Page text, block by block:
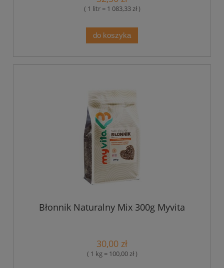
( 1 litr = 1 083,33 zł )
do koszyka
Błonnik Naturalny Mix 300g Myvita
30,00 zł
( 1 kg = 100,00 zł )